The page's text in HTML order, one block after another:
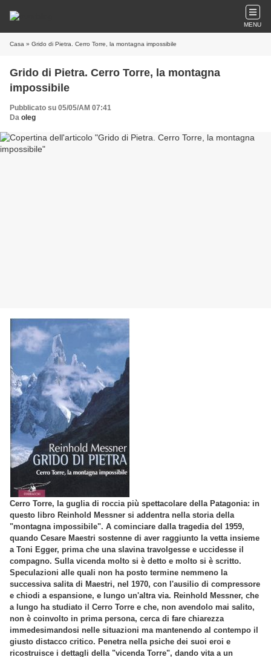
MENU
Casa » Grido di Pietra. Cerro Torre, la montagna impossibile
Grido di Pietra. Cerro Torre, la montagna
impossibile
Pubblicato su 05/05/AM 07:41
Da oleg
Cerro Torre, la guglia di roccia più spettacolare della Patagonia: in
questo libro Reinhold Messner si addentra nella storia della
"montagna impossibile". A cominciare dalla tragedia del 1959,
quando Cesare Maestri sostenne di aver raggiunto la vetta insieme
a Toni Egger, prima che una slavina travolgesse e uccidesse il
compagno. Sulla vicenda molto si è detto e molto si è scritto.
Speculazioni alle quali non ha posto termine nemmeno la
successiva salita di Maestri, nel 1970, con l'ausilio di compressore
e chiodi a espansione, e lungo un'altra via. Reinhold Messner, che
a lungo ha studiato il Cerro Torre e che, non avendolo mai salito,
non è coinvolto in prima persona, cerca di fare chiarezza
immedesimandosi nelle situazioni ma mantenendo al contempo il
giusto distacco critico. Penetra nella psiche dei suoi eroi e
ricostruisce i dettagli della "vicenda Torre", dando vita a un